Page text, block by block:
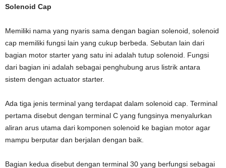
Solenoid Cap
Memiliki nama yang nyaris sama dengan bagian solenoid, solenoid
cap memiliki fungsi lain yang cukup berbeda. Sebutan lain dari
bagian motor starter yang satu ini adalah tutup solenoid. Fungsi
dari bagian ini adalah sebagai penghubung arus listrik antara
sistem dengan actuator starter.
Ada tiga jenis terminal yang terdapat dalam solenoid cap. Terminal
pertama disebut dengan terminal C yang fungsinya menyalurkan
aliran arus utama dari komponen solenoid ke bagian motor agar
mampu berputar dan berjalan dengan baik.
Bagian kedua disebut dengan terminal 30 yang berfungsi sebagai